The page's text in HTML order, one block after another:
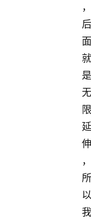
，
后
面
就
是
无
限
延
伸
，
所
以
我